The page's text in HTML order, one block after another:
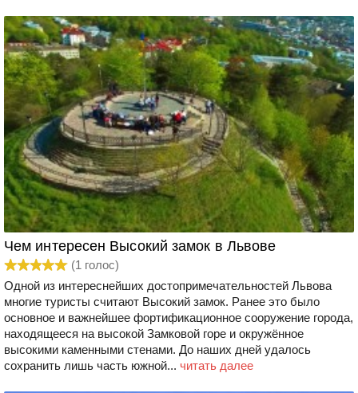
Чем интересен Высокий замок в Львове
(1 голос)
Одной из интереснейших достопримечательностей Львова
многие туристы считают Высокий замок. Ранее это было
основное и важнейшее фортификационное сооружение города,
находящееся на высокой Замковой горе и окружённое
высокими каменными стенами. До наших дней удалось
сохранить лишь часть южной... читать далее